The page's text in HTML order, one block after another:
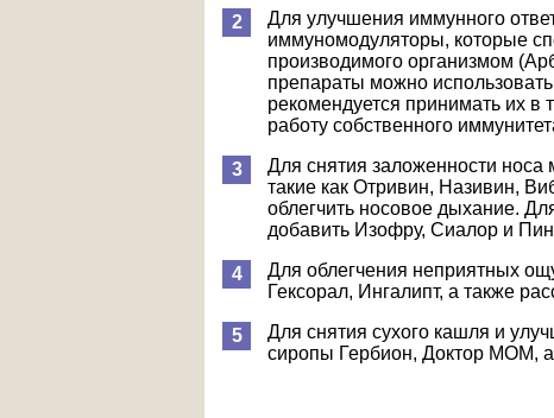
Для улучшения иммунного
иммуномодуляторы, которые
производимого организмом
препараты можно
рекомендуется принимать их в
работу собственного
Для снятия заложенности
такие как Отривин, Називин,
облегчить носовое дыхание.
добавить Изофру, Сиалор и
Для облегчения неприятных
Гексорал, Ингалипт, а также
Для снятия сухого кашля и
сиропы Гербион, Доктор МОМ, а